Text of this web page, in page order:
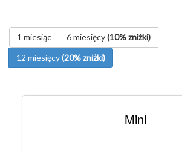
1 miesiąc 6 miesięcy(10% zniżki)
12 miesięcy(20% zniżki)
Mini